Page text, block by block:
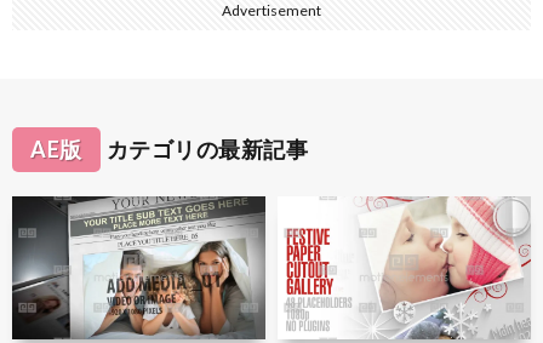
Advertisement
AE版 カテゴリの最新記事